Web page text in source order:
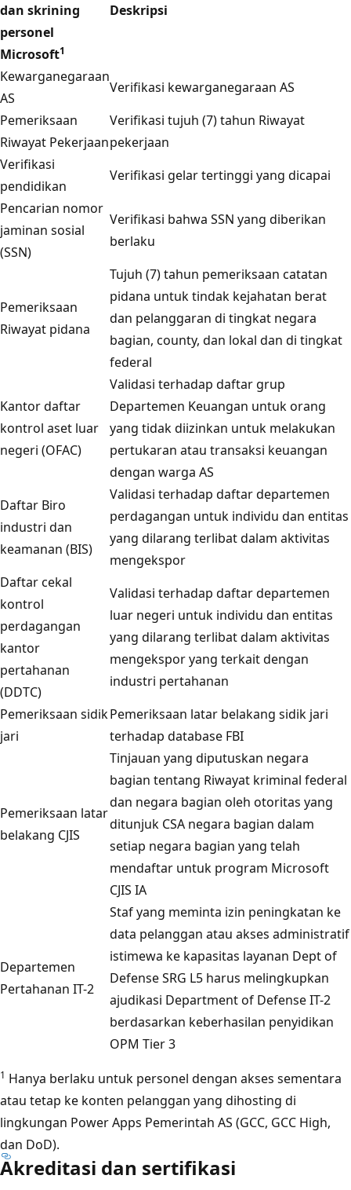
dan skrining
personel
Microsoft1
Deskripsi
Kewarganegaraan
AS
Verifikasi kewarganegaraan AS
Pemeriksaan
Riwayat Pekerjaan
Verifikasi tujuh (7) tahun Riwayat
pekerjaan
Verifikasi
pendidikan
Verifikasi gelar tertinggi yang dicapai
Pencarian nomor
jaminan sosial
(SSN)
Verifikasi bahwa SSN yang diberikan
berlaku
Pemeriksaan
Riwayat pidana
Tujuh (7) tahun pemeriksaan catatan
pidana untuk tindak kejahatan berat
dan pelanggaran di tingkat negara
bagian, county, dan lokal dan di tingkat
federal
Kantor daftar
kontrol aset luar
negeri (OFAC)
Validasi terhadap daftar grup
Departemen Keuangan untuk orang
yang tidak diizinkan untuk melakukan
pertukaran atau transaksi keuangan
dengan warga AS
Daftar Biro
industri dan
keamanan (BIS)
Validasi terhadap daftar departemen
perdagangan untuk individu dan entitas
yang dilarang terlibat dalam aktivitas
mengekspor
Daftar cekal
kontrol
perdagangan
kantor
pertahanan
(DDTC)
Validasi terhadap daftar departemen
luar negeri untuk individu dan entitas
yang dilarang terlibat dalam aktivitas
mengekspor yang terkait dengan
industri pertahanan
Pemeriksaan sidik
jari
Pemeriksaan latar belakang sidik jari
terhadap database FBI
Pemeriksaan latar
belakang CJIS
Tinjauan yang diputuskan negara
bagian tentang Riwayat kriminal federal
dan negara bagian oleh otoritas yang
ditunjuk CSA negara bagian dalam
setiap negara bagian yang telah
mendaftar untuk program Microsoft
CJIS IA
Departemen
Pertahanan IT-2
Staf yang meminta izin peningkatan ke
data pelanggan atau akses administratif
istimewa ke kapasitas layanan Dept of
Defense SRG L5 harus melingkupkan
ajudikasi Department of Defense IT-2
berdasarkan keberhasilan penyidikan
OPM Tier 3
1 Hanya berlaku untuk personel dengan akses sementara
atau tetap ke konten pelanggan yang dihosting di
lingkungan Power Apps Pemerintah AS (GCC, GCC High,
dan DoD).
Akreditasi dan sertifikasi